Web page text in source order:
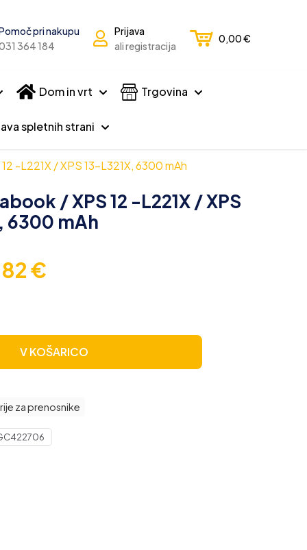
pri nakupu
364 184
Prijava
ali registracija
0,00€
Dom in vrt Trgovina
spletnih strani
-L221X / XPS 13-L321X, 6300 mAh
/ XPS 12 -L221X / XPS
6300 mAh
€
V KOŠARICO
za prenosnike